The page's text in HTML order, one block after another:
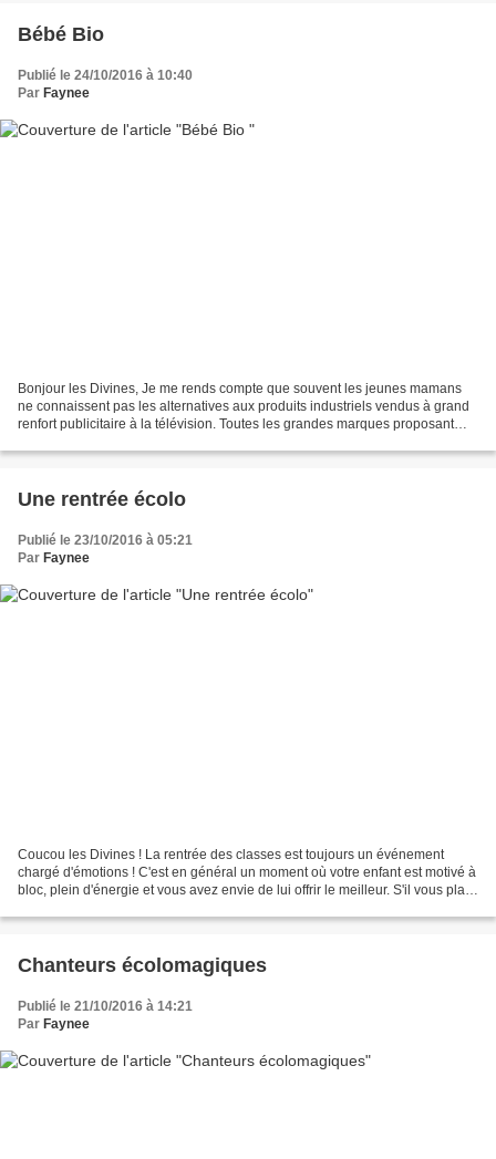
Bébé Bio
Publié le 24/10/2016 à 10:40
Par Faynee
Bonjour les Divines, Je me rends compte que souvent les jeunes mamans
ne connaissent pas les alternatives aux produits industriels vendus à grand
renfort publicitaire à la télévision. Toutes les grandes marques proposant
Une rentrée écolo
Publié le 23/10/2016 à 05:21
Par Faynee
Coucou les Divines ! La rentrée des classes est toujours un événement
chargé d'émotions ! C'est en général un moment où votre enfant est motivé à
bloc, plein d'énergie et vous avez envie de lui offrir le meilleur. S'il vous plait,
Chanteurs écolomagiques
Publié le 21/10/2016 à 14:21
Par Faynee